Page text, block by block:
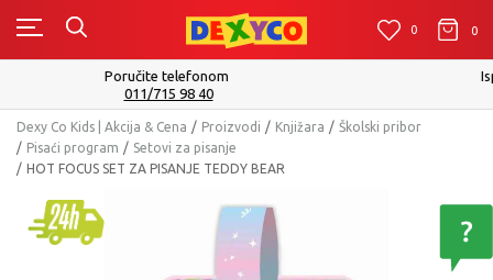
0 0 0
Isporuku možete očekivati u roku od 2 do 4 radna dana!
Dexy Co Kids | Akcija & Cena Proizvodi Knjižara
Školski pribor
Pisaći program
Setovi za pisanje
HOT FOCUS SET ZA PISANJE TEDDY BEAR